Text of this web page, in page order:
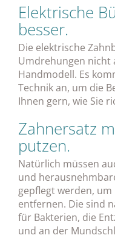
Elektrische
besser.
Die elektrische
Umdrehungen nicht
Handmodell. Es
Technik an, um die
Ihnen gern, wie Sie
Zahnersatz
putzen.
Natürlich müssen
und
gepflegt werden,
entfernen. Die sind
für Bakterien, die
und an der